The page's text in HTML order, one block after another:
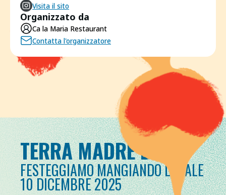
Visita il sito
Organizzato da
Ca la Maria Restaurant
Contatta l'organizzatore
TERRA MADRE DAY
FESTEGGIAMO MANGIANDO LOCALE
10 DICEMBRE 2025